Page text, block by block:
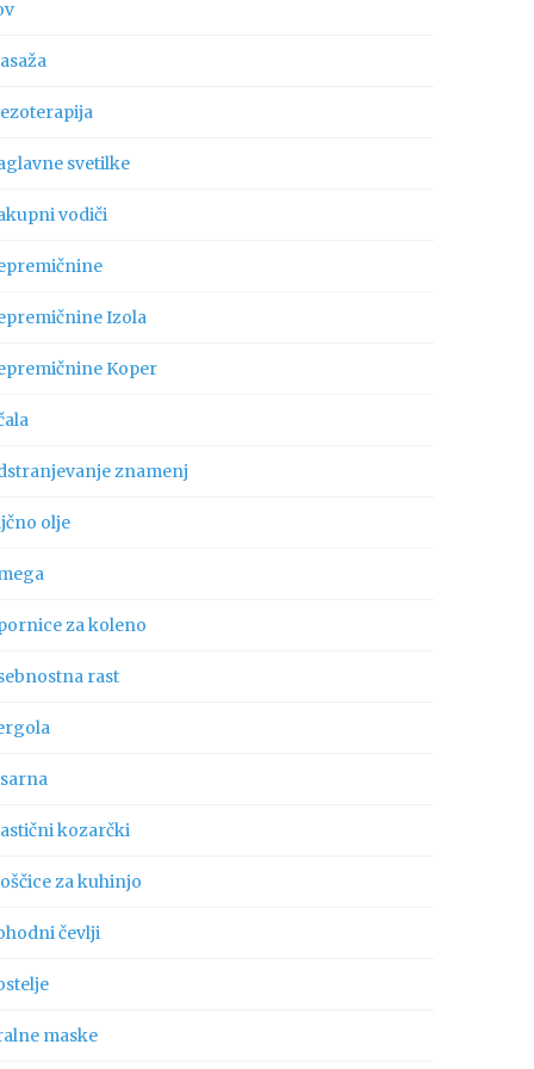
svetilke
vodiči
Izola
Koper
znamenj
olje
za koleno
rast
kozarčki
za kuhinjo
čevlji
maske